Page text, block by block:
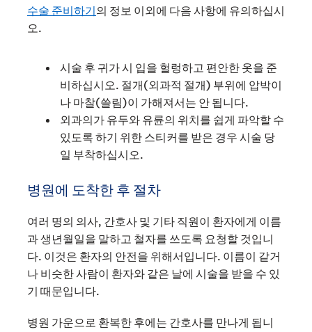
수술 준비하기의 정보 이외에 다음 사항에 유의하십시
오.
시술 후 귀가 시 입을 헐렁하고 편안한 옷을 준
비하십시오. 절개(외과적 절개) 부위에 압박이
나 마찰(쓸림)이 가해져서는 안 됩니다.
외과의가 유두와 유륜의 위치를 쉽게 파악할 수
있도록 하기 위한 스티커를 받은 경우 시술 당
일 부착하십시오.
병원에 도착한 후 절차
여러 명의 의사, 간호사 및 기타 직원이 환자에게 이름
과 생년월일을 말하고 철자를 쓰도록 요청할 것입니
다. 이것은 환자의 안전을 위해서입니다. 이름이 같거
나 비슷한 사람이 환자와 같은 날에 시술을 받을 수 있
기 때문입니다.
병원 가운으로 환복한 후에는 간호사를 만나게 됩니